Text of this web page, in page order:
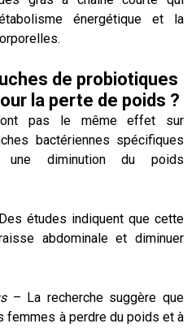
énergétique et la
de probiotiques
la perte de poids ?
pas le même effet sur
bactériennes spécifiques
diminution du poids
études indiquent que cette
abdominale et diminuer
– La recherche suggère que
femmes à perdre du poids et à